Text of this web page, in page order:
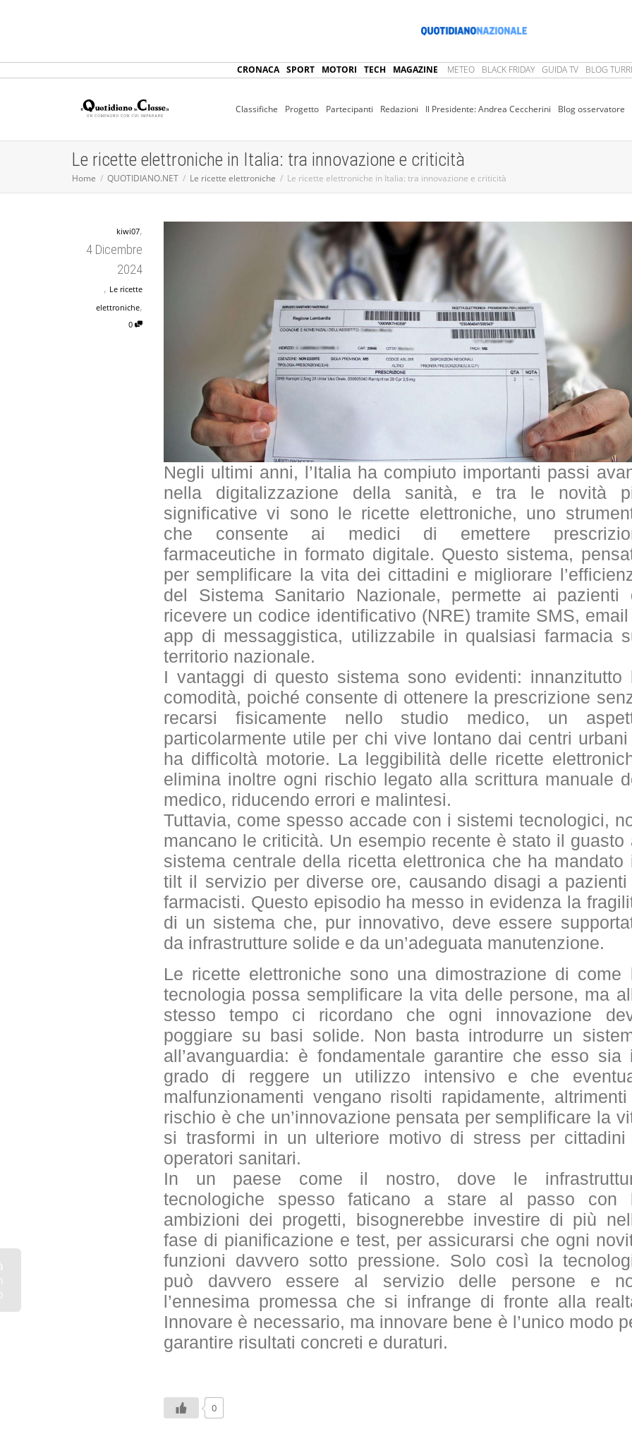
CRONACA SPORT MOTORI TECH MAGAZINE METEO BLACK FRIDAY GUIDA TV BLOG
Classifiche Progetto Partecipanti Redazioni Il Presidente: Andrea Ceccherini Blog osservatore
Le ricette elettroniche in Italia: tra innovazione e criticità
Home QUOTIDIANO.NET Le ricette elettroniche Le ricette elettroniche in Italia: tra innovazione e criticità
kiwi07,
4 Dicembre
2024
, Le ricette
elettroniche,
0
Negli ultimi anni, l’Italia ha compiuto importanti passi
nella digitalizzazione della sanità, e tra le novità
significative vi sono le ricette elettroniche, uno
che consente ai medici di emettere
farmaceutiche in formato digitale. Questo sistema,
per semplificare la vita dei cittadini e migliorare
del Sistema Sanitario Nazionale, permette ai pazienti
ricevere un codice identificativo (NRE) tramite SMS,
app di messaggistica, utilizzabile in qualsiasi farmacia
territorio nazionale.
I vantaggi di questo sistema sono evidenti: innanzitutto
comodità, poiché consente di ottenere la prescrizione
recarsi fisicamente nello studio medico, un
particolarmente utile per chi vive lontano dai centri
ha difficoltà motorie. La leggibilità delle ricette
elimina inoltre ogni rischio legato alla scrittura manuale
medico, riducendo errori e malintesi.
Tuttavia, come spesso accade con i sistemi tecnologici,
mancano le criticità. Un esempio recente è stato il guasto
sistema centrale della ricetta elettronica che ha mandato
tilt il servizio per diverse ore, causando disagi a pazienti
farmacisti. Questo episodio ha messo in evidenza la
di un sistema che, pur innovativo, deve essere
da infrastrutture solide e da un’adeguata manutenzione.
Le ricette elettroniche sono una dimostrazione di come
tecnologia possa semplificare la vita delle persone, ma
stesso tempo ci ricordano che ogni innovazione
poggiare su basi solide. Non basta introdurre un
all’avanguardia: è fondamentale garantire che esso sia
grado di reggere un utilizzo intensivo e che
malfunzionamenti vengano risolti rapidamente,
rischio è che un’innovazione pensata per semplificare la
si trasformi in un ulteriore motivo di stress per cittadini
operatori sanitari.
In un paese come il nostro, dove le
tecnologiche spesso faticano a stare al passo con
ambizioni dei progetti, bisognerebbe investire di più
fase di pianificazione e test, per assicurarsi che ogni
funzioni davvero sotto pressione. Solo così la
può davvero essere al servizio delle persone e
l’ennesima promessa che si infrange di fronte alla
Innovare è necessario, ma innovare bene è l’unico modo
garantire risultati concreti e duraturi.
0